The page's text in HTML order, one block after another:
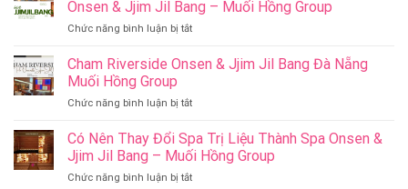
Onsen & Jjim Jil Bang – Muối Hồng Group
Chức năng bình luận bị tắtở
Những
Ý
Cho
Sức
–
Cham Riverside Onsen & Jjim Jil Bang Đà Nẵng
Muối Hồng Group
Chức năng bình luận bị tắtở
Riverside
Onsen
&
Jjim
Có Nên Thay Đổi Spa Trị Liệu Thành Spa Onsen &
Jjim Jil Bang – Muối Hồng Group
Chức năng bình luận bị tắtở